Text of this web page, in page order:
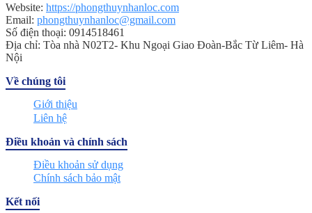
Website: https://phongthuynhanloc.com
Email: phongthuynhanloc@gmail.com
Số điện thoại: 0914518461
Địa chỉ: Tòa nhà N02T2- Khu Ngoại Giao Đoàn-Bắc Từ Liêm- Hà
Nội
Về chúng tôi
Giới thiệu
Liên hệ
Điều khoản và chính sách
Điều khoản sử dụng
Chính sách bảo mật
Kết nối